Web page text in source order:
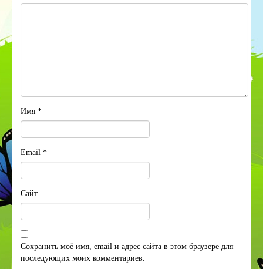
Имя *
Email *
Сайт
Сохранить моё имя, email и адрес сайта в этом браузере для
последующих моих комментариев.